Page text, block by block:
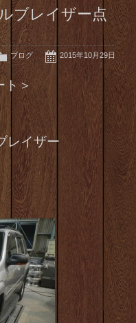
ブレイザー点
2015年10月29日
ブログ
ト＞
レイザー